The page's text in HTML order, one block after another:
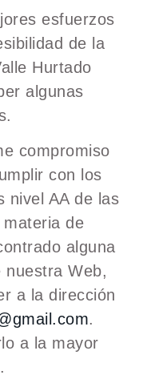
esfuerzos
de la
Hurtado
algunas
compromiso
con los
nivel AA de las
materia de
alguna
nuestra Web,
a la dirección
.
a la mayor